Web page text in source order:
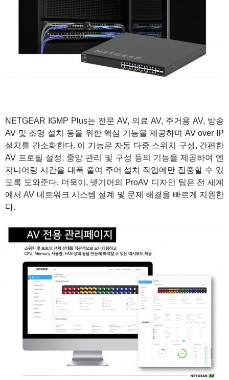
NETGEAR IGMP Plus는 전문 AV, 의료 AV, 주거용 AV, 방송
AV 및 조명 설치 등을 위한 핵심 기능을 제공하며 AV over IP
설치를 간소화한다. 이 기능은 자동 다중 스위치 구성, 간편한
AV 프로필 설정, 중앙 관리 및 구성 등의 기능을 제공하여 엔
지니어링 시간을 대폭 줄여 주어 설치 작업에만 집중할 수 있
도록 도와준다. 더욱이, 넷기어의 ProAV 디자인 팀은 전 세계
에서 AV 네트워크 시스템 설계 및 문제 해결을 빠르게 지원한
다.